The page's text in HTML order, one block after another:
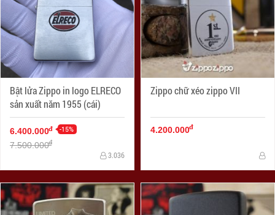
Bật lửa Zippo in logo ELRECO
sản xuất năm 1955 (cái)
6.400.000đ -15%
7.500.000đ
3.036
Zippo chữ xéo zippo VII
4.200.000đ